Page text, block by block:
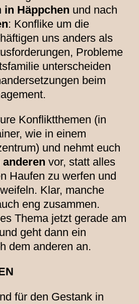
in Häppchen und nach
: Konflike um die
uns anders als
Probleme
unterscheiden
beim
Konfliktthemen (in
wie in einem
und nehmt euch
vor, statt alles
Haufen zu werfen und
Klar, manche
eng zusammen.
Thema jetzt gerade am
geht dann ein
dem anderen an.
für den Gestank in